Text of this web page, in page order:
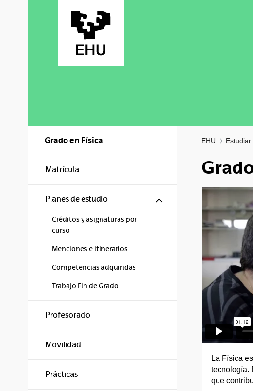
Grado en Física
Matrícula
Planes de estudio Mostrar/ocultar
Créditos y asignaturas por
curso
Menciones e itinerarios
Competencias adquiridas
Trabajo Fin de Grado
Profesorado
Movilidad
Prácticas
EHU Estudiar
La Física
tecnología.
que